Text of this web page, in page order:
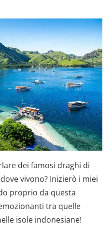
dei famosi draghi di
vivono? Inizierò i miei
proprio da questa
tra quelle
isole indonesiane!